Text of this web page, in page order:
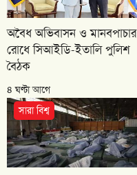
অবৈধ অভিবাসন ও মানবপাচার
রোধে সিআইডি-ইতালি পুলিশ
বৈঠক
৪ ঘণ্টা আগে
সারা বিশ্ব